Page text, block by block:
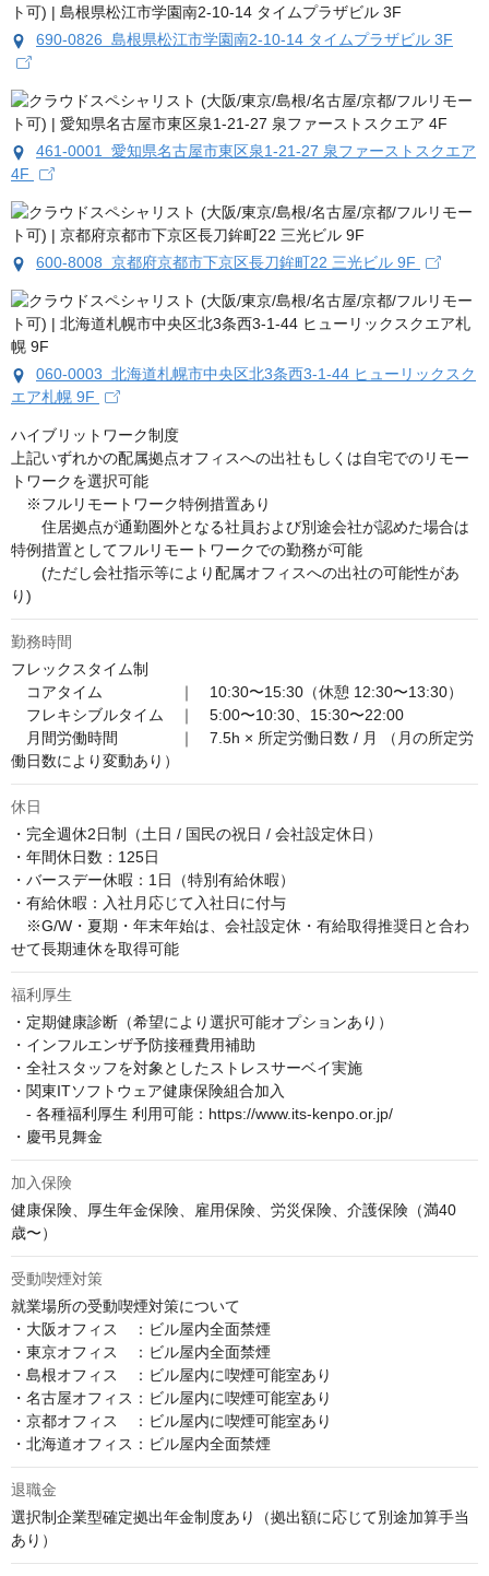
690-0826 島根県松江市学園南2-10-14 タイムプラザビル 3F
461-0001 愛知県名古屋市東区泉1-21-27 泉ファーストスクエア
4F
600-8008 京都府京都市下京区長刀鉾町22 三光ビル 9F
060-0003 北海道札幌市中央区北3条西3-1-44 ヒューリックスク
エア札幌 9F
ハイブリットワーク制度
上記いずれかの配属拠点オフィスへの出社もしくは自宅でのリモー
トワークを選択可能
※フルリモートワーク特例措置あり
住居拠点が通勤圏外となる社員および別途会社が認めた場合は
特例措置としてフルリモートワークでの勤務が可能
(ただし会社指示等により配属オフィスへの出社の可能性があ
り)
勤務時間
フレックスタイム制
コアタイム　　　　　｜　10:30〜15:30（休憩 12:30〜13:30）
フレキシブルタイム　｜　5:00〜10:30、15:30〜22:00
月間労働時間　　　　｜　7.5h × 所定労働日数 / 月 （月の所定労
働日数により変動あり）
休日
・完全週休2日制（土日 / 国民の祝日 / 会社設定休日）
・年間休日数：125日
・バースデー休暇：1日（特別有給休暇）
・有給休暇：入社月応じて入社日に付与
※G/W・夏期・年末年始は、会社設定休・有給取得推奨日と合わ
せて長期連休を取得可能
福利厚生
・定期健康診断（希望により選択可能オプションあり）
・インフルエンザ予防接種費用補助
・全社スタッフを対象としたストレスサーベイ実施
・関東ITソフトウェア健康保険組合加入
- 各種福利厚生 利用可能：https://www.its-kenpo.or.jp/
・慶弔見舞金
加入保険
健康保険、厚生年金保険、雇用保険、労災保険、介護保険（満40
歳〜）
受動喫煙対策
就業場所の受動喫煙対策について
・大阪オフィス　：ビル屋内全面禁煙
・東京オフィス　：ビル屋内全面禁煙
・島根オフィス　：ビル屋内に喫煙可能室あり
・名古屋オフィス：ビル屋内に喫煙可能室あり
・京都オフィス　：ビル屋内に喫煙可能室あり
・北海道オフィス：ビル屋内全面禁煙
退職金
選択制企業型確定拠出年金制度あり（拠出額に応じて別途加算手当
あり）